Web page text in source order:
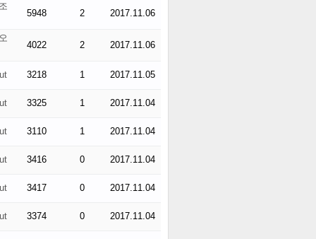
5948 2 2017.11.06
4022 2 2017.11.06
3218 1 2017.11.05
3325 1 2017.11.04
3110 1 2017.11.04
3416 0 2017.11.04
3417 0 2017.11.04
3374 0 2017.11.04